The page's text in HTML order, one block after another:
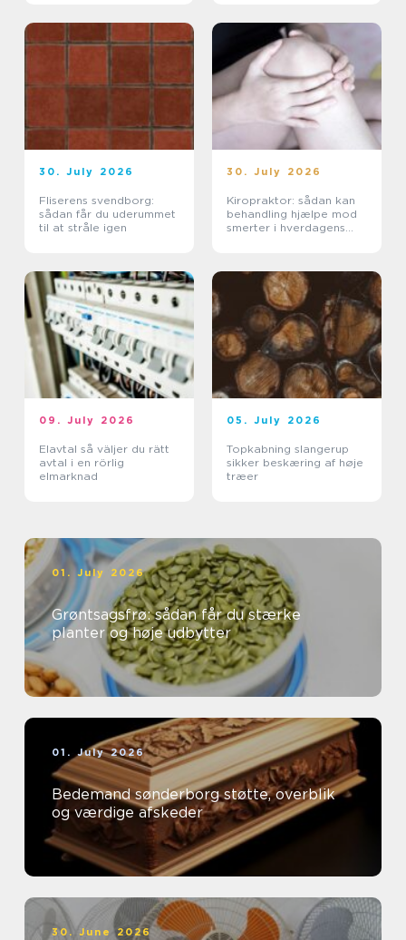
30. July 2026
Fliserens svendborg:
sådan får du uderummet
til at stråle igen
30. July 2026
Kiropraktor: sådan kan
behandling hjælpe mod
smerter i hverdagens
09. July 2026
Elavtal så väljer du rätt
avtal i en rörlig
elmarknad
05. July 2026
Topkabning slangerup
sikker beskæring af høje
træer
01. July 2026
Grøntsagsfrø: sådan får du stærke
planter og høje udbytter
01. July 2026
Bedemand sønderborg støtte, overblik
og værdige afskeder
30. June 2026